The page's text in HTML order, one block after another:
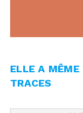
ELLE A MÊME
TRACES